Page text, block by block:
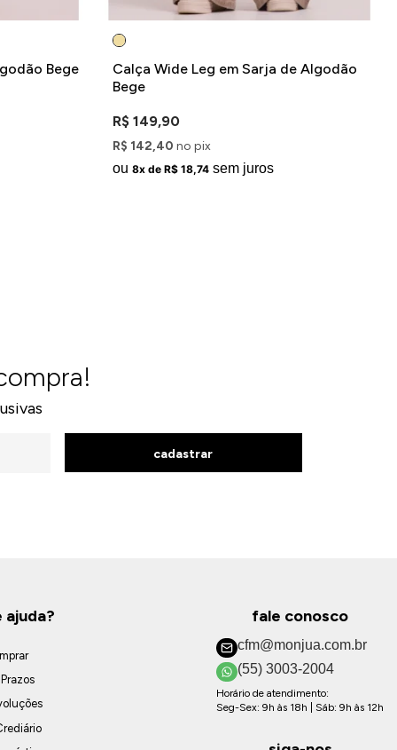
Bege
Calça Wide Leg em Sarja de Algodão
Bege
R$ 149,90
R$ 142,40 no pix
ou8x de R$ 18,74 sem juros
cadastrar
ajuda? fale conosco
cfm@monjua.com.br
(55) 3003-2004
Horário de atendimento:
Seg-Sex: 9h às 18h | Sáb: 9h às 12h